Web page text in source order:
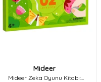
Mideer
Mideer Zeka Oyunu Kitabı: